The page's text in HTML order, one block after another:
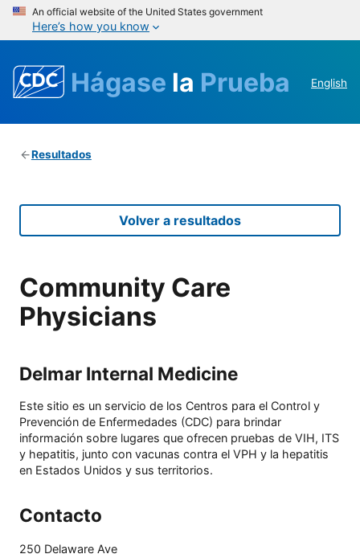
An official website of the United States government
Here’s how you know
Hágase la Prueba English
Resultados
Volver a resultados
Community Care
Physicians
Delmar Internal Medicine
Este sitio es un servicio de los Centros para el Control y
Prevención de Enfermedades (CDC) para brindar
información sobre lugares que ofrecen pruebas de VIH, ITS
y hepatitis, junto con vacunas contra el VPH y la hepatitis
en Estados Unidos y sus territorios.
Contacto
250 Delaware Ave